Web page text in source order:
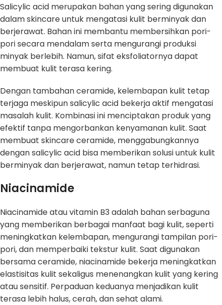
Salicylic acid merupakan bahan yang sering digunakan
dalam skincare untuk mengatasi kulit berminyak dan
berjerawat. Bahan ini membantu membersihkan pori-
pori secara mendalam serta mengurangi produksi
minyak berlebih. Namun, sifat eksfoliatornya dapat
membuat kulit terasa kering.
Dengan tambahan ceramide, kelembapan kulit tetap
terjaga meskipun salicylic acid bekerja aktif mengatasi
masalah kulit. Kombinasi ini menciptakan produk yang
efektif tanpa mengorbankan kenyamanan kulit. Saat
membuat skincare ceramide, menggabungkannya
dengan salicylic acid bisa memberikan solusi untuk kulit
berminyak dan berjerawat, namun tetap terhidrasi.
Niacinamide
Niacinamide atau vitamin B3 adalah bahan serbaguna
yang memberikan berbagai manfaat bagi kulit, seperti
meningkatkan kelembapan, mengurangi tampilan pori-
pori, dan memperbaiki tekstur kulit. Saat digunakan
bersama ceramide, niacinamide bekerja meningkatkan
elastisitas kulit sekaligus menenangkan kulit yang kering
atau sensitif. Perpaduan keduanya menjadikan kulit
terasa lebih halus, cerah, dan sehat alami.